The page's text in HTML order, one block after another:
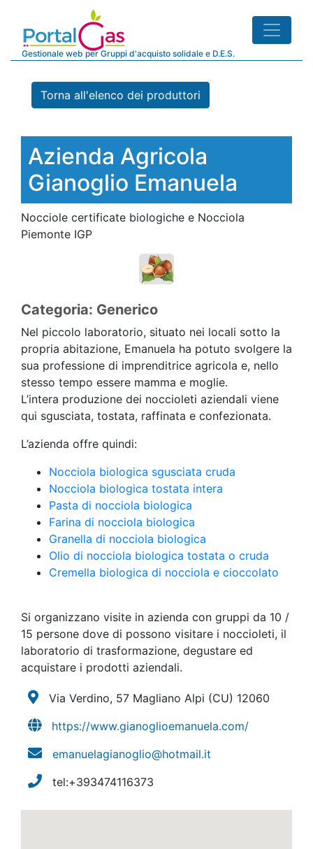
Gestionale web per Gruppi d'acquisto solidale e D.E.S.
Torna all'elenco dei produttori
Azienda Agricola
Gianoglio Emanuela
Nocciole certificate biologiche e Nocciola
Piemonte IGP
Categoria: Generico
Nel piccolo laboratorio, situato nei locali sotto la
propria abitazione, Emanuela ha potuto svolgere la
sua professione di imprenditrice agricola e, nello
stesso tempo essere mamma e moglie.
L’intera produzione dei noccioleti aziendali viene
qui sgusciata, tostata, raffinata e confezionata.
L’azienda offre quindi:
Nocciola biologica sgusciata cruda
Nocciola biologica tostata intera
Pasta di nocciola biologica
Farina di nocciola biologica
Granella di nocciola biologica
Olio di nocciola biologica tostata o cruda
Cremella biologica di nocciola e cioccolato
Si organizzano visite in azienda con gruppi da 10 /
15 persone dove di possono visitare i noccioleti, il
laboratorio di trasformazione, degustare ed
acquistare i prodotti aziendali.
Via Verdino, 57 Magliano Alpi (CU) 12060
https://www.gianoglioemanuela.com/
emanuelagianoglio@hotmail.it
tel:+393474116373